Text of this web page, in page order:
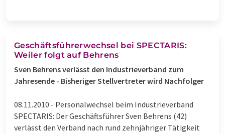
Geschäftsführerwechsel bei SPECTARIS:
Weiler folgt auf Behrens
Sven Behrens verlässt den Industrieverband zum
Jahresende - Bisheriger Stellvertreter wird Nachfolger
08.11.2010 - Personalwechsel beim Industrieverband
SPECTARIS: Der Geschäftsführer Sven Behrens (42)
verlässt den Verband nach rund zehnjähriger Tätigkeit